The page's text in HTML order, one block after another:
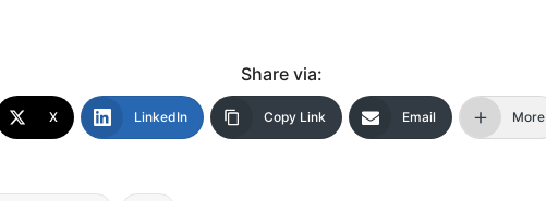
Share via:
X LinkedIn Copy Link Email More